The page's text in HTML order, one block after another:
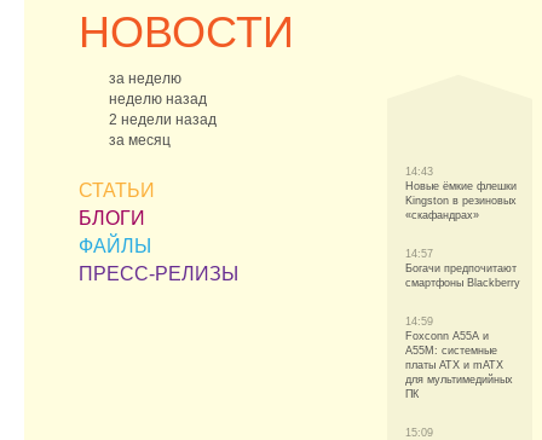
НОВОСТИ
за неделю
неделю назад
2 недели назад
за месяц
СТАТЬИ
БЛОГИ
ФАЙЛЫ
ПРЕСС-РЕЛИЗЫ
14:43
Новые ёмкие флешки
Kingston в резиновых
«скафандрах»
14:57
Богачи предпочитают
смартфоны Blackberry
14:59
Foxconn A55A и
A55M: системные
платы ATX и mATX
для мультимедийных
ПК
15:09